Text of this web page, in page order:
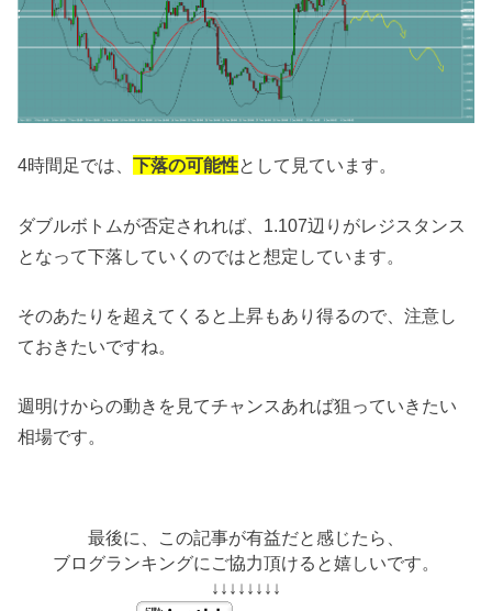
4時間足では、下落の可能性として見ています。
ダブルボトムが否定されれば、1.107辺りがレジスタンス
となって下落していくのではと想定しています。
そのあたりを超えてくると上昇もあり得るので、注意し
ておきたいですね。
週明けからの動きを見てチャンスあれば狙っていきたい
相場です。
最後に、この記事が有益だと感じたら、
ブログランキングにご協力頂けると嬉しいです。
↓↓↓↓↓↓↓↓